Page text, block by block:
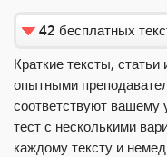
42 бесплатных
Краткие тексты,
опытными
соответствуют
тест с несколькими
каждому тексту и